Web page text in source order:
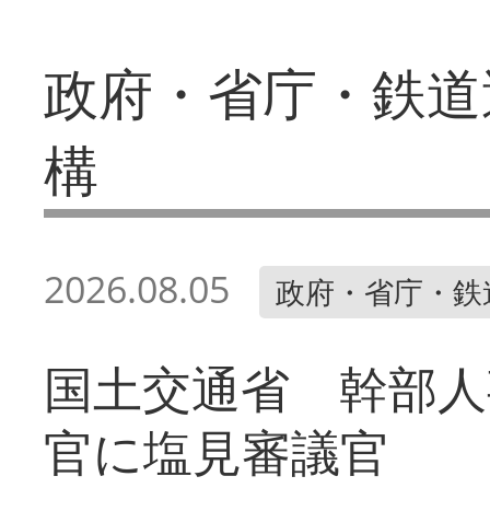
政府・省庁・鉄
構
2026.08.05 政府・省庁・
国土交通省 幹部
官に塩見審議官